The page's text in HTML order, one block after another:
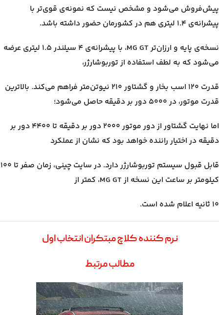
پیش‌فروش می‌شود و مشخص نیست که نمونه‌ی قوی‌تر با
پیشرانه‌ی ۱.۴ لیتری هم در کشورمان حضور داشته باشد.
نسخه‌ی پایه و ارزان‌تر MG GT، با پیشرانه‌ی ۴ سیلندر ۱.۵ لیتری عرضه
می‌شود که به لطف استفاده از توربوشارژر،
قدرت ۱۲۰ اسب بخار و گشتاور ۲۱۰ نیوتن‌متر فراهم می‌کند. بالاترین
قدرت موتور، در ۵۰۰۰ دور بر دقیقه حاصل می‌شود؛
اما نهایت گشتاور از دور موتور ۲۰۰۰ دور بر دقیقه تا ۴۴۰۰ دور بر
دقیقه در اختیار راننده خواهد بود که نشان از عملکرد
قابل قبول سیستم توربوشارژر دارد. در سایت چینی، زمان صفر تا ۱۰۰
کیلومتر بر ساعت این نسخه از MG GT، کمتر از
۱۰ ثانیه اعلام شده است.
نرم کننده کلاچ مبتکران انتخاب اول
مطالب مرتبط